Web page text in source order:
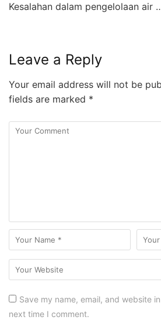
Kesalahan dalam pengelolaan air
Leave a Reply
Your email address will not be
fields are marked *
Save my name, email, and website
next time I comment.